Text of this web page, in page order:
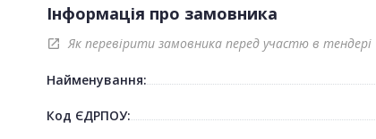
Інформація про замовника
open_in_new Як перевірити замовника перед участю в тендері
Найменування:
Код ЄДРПОУ: